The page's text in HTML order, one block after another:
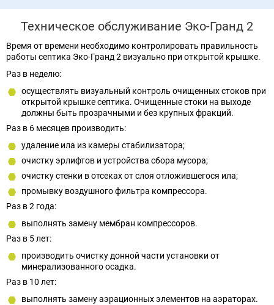
Техническое обслуживание Эко-Гранд 2
Время от времени необходимо контролировать правильность
работы септика Эко-Гранд 2 визуально при открытой крышке.
Раз в неделю:
осуществлять визуальный контроль очищенных стоков при
открытой крышке септика. Очищенные стоки на выходе
должны быть прозрачными и без крупных фракций.
Раз в 6 месяцев производить:
удаление ила из камеры стабилизатора;
очистку эрлифтов и устройства сбора мусора;
очистку стенки в отсеках от слоя отложившегося ила;
промывку воздушного фильтра компрессора.
Раз в 2 года:
выполнять замену мембран компрессоров.
Раз в 5 лет:
производить очистку донной части установки от
минерализованного осадка.
Раз в 10 лет:
выполнять замену аэрационных элементов на аэраторах.